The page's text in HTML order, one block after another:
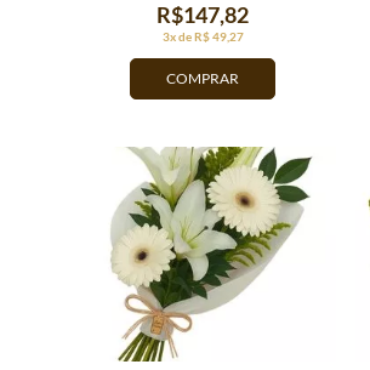
COMPRAR
3x de R$ 49,27
R$147,82